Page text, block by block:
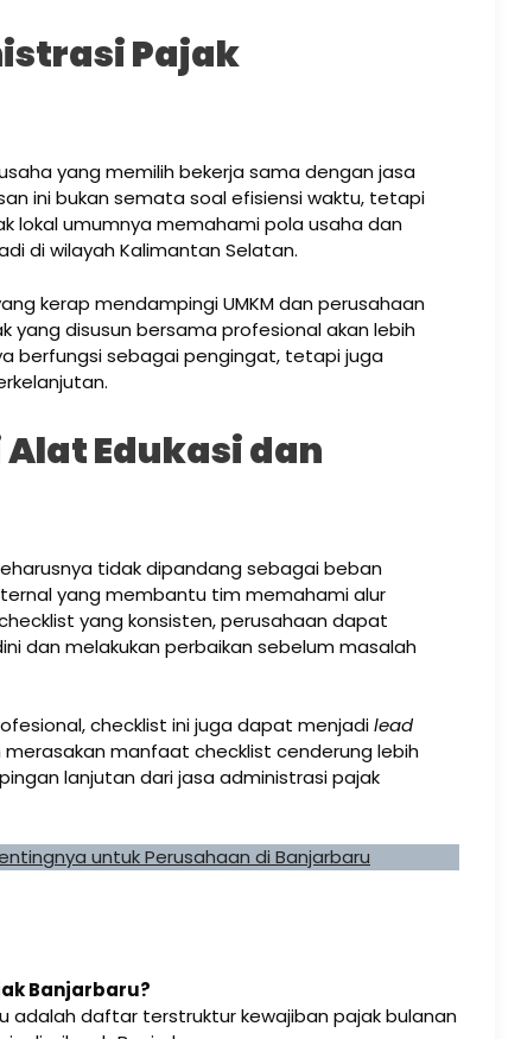
Pajak
yang memilih bekerja sama dengan jasa
ini bukan semata soal efisiensi waktu, tetapi
lokal umumnya memahami pola usaha dan
di wilayah Kalimantan Selatan.
kerap mendampingi UMKM dan perusahaan
yang disusun bersama profesional akan lebih
berfungsi sebagai pengingat, tetapi juga
Edukasi dan
tidak dipandang sebagai beban
yang membantu tim memahami alur
yang konsisten, perusahaan dapat
dan melakukan perbaikan sebelum masalah
checklist ini juga dapat menjadilead
manfaat checklist cenderung lebih
lanjutan dari jasa administrasi pajak
untuk Perusahaan di Banjarbaru
Banjarbaru?
adalah daftar terstruktur kewajiban pajak bulanan